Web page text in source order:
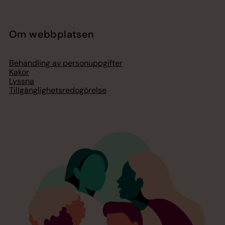
Om webbplatsen
Behandling av personuppgifter
Kakor
Lyssna
Tillgänglighetsredogörelse